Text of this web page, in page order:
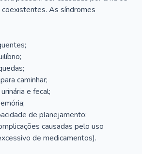
As síndromes
caminhar;
e fecal;
de planejamento;
causadas pelo uso
de medicamentos).